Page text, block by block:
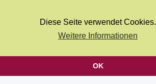
Diese Seite verwendet Cookies.
Weitere Informationen
OK